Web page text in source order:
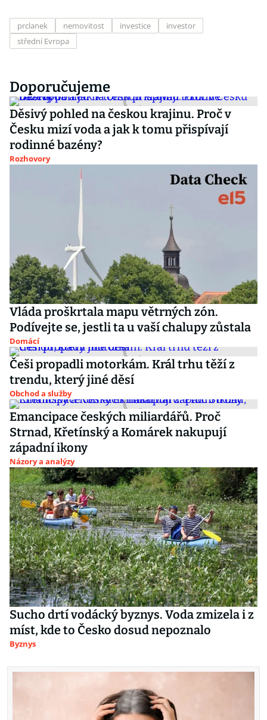
prclanek nemovitost investice
investor
střední Evropa
Doporučujeme
Děsivý pohled na českou krajinu. Proč v
Česku mizí voda a jak k tomu přispívají
rodinné bazény?
Rozhovory
Vláda proškrtala mapu větrných zón.
Podívejte se, jestli ta u vaší chalupy zůstala
Domácí
Češi propadli motorkám. Král trhu těží z
trendu, který jiné děsí
Obchod a služby
Emancipace českých miliardářů. Proč
Strnad, Křetínský a Komárek nakupují
západní ikony
Názory a analýzy
Sucho drtí vodácký byznys. Voda zmizela i z
míst, kde to Česko dosud nepoznalo
Byznys